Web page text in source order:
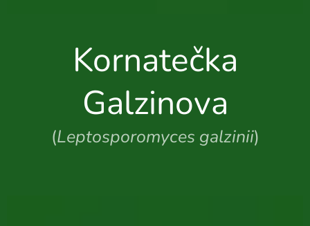
Kornatečka
Galzinova
(Leptosporomyces galzinii)